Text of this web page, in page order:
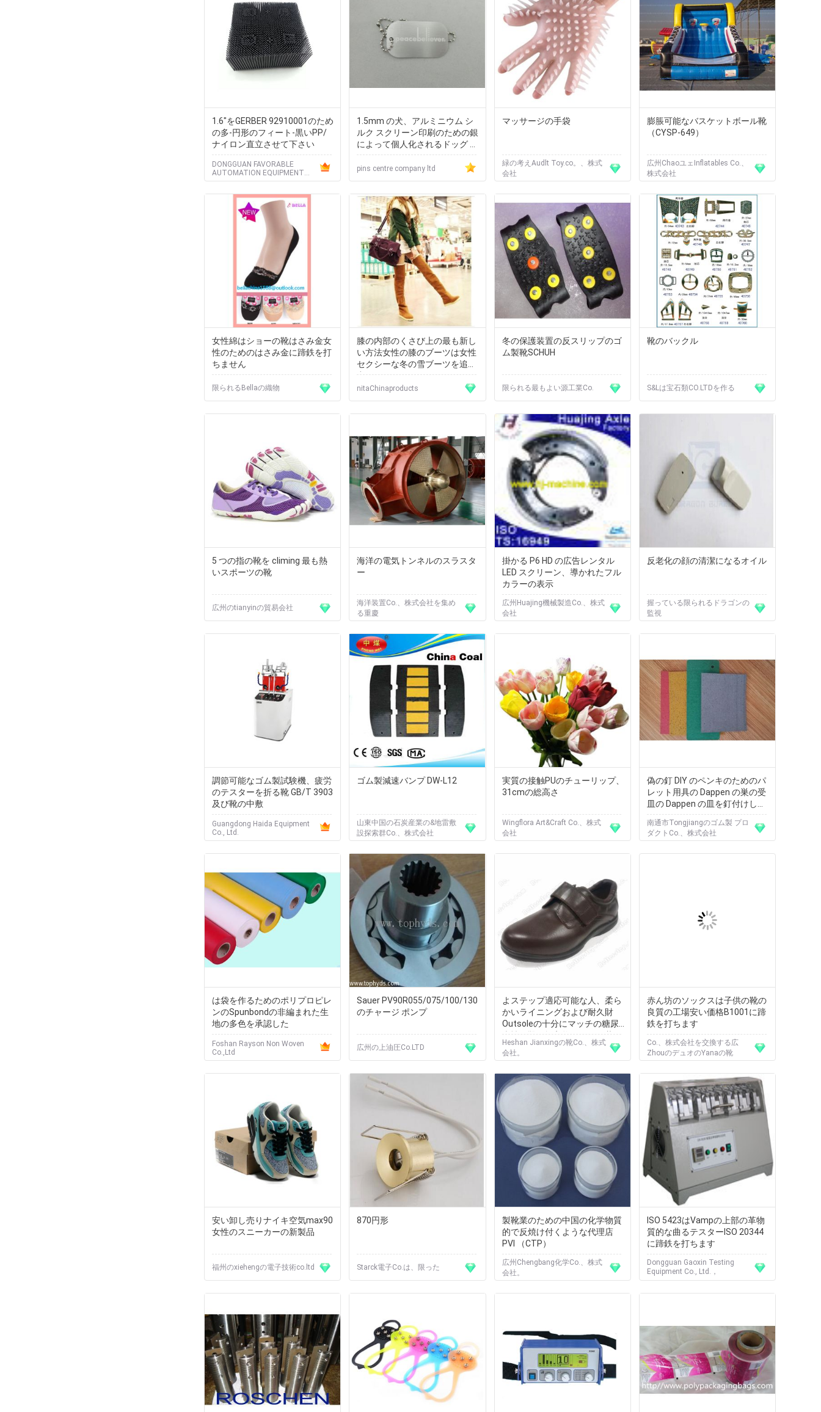
1.6"をGERBER 92910001のため
の多-円形のフィート-黒いPP/
ナイロン直立させて下さい
DONGGUAN FAVORABLE
AUTOMATION EQUIPMENT
CO.,LTD
1.5mm の犬、アルミニウム シ
ルク スクリーン印刷のための銀
によって個人化されるドッグ タ
ッグ
pins centre company ltd
マッサージの手袋
緑の考えAudlt Toy.co。、株式
会社
膨脹可能なバスケットボール靴
（CYSP-649）
広州ChaoユェInflatables Co.、
株式会社
女性綿はショーの靴はさみ金女
性のためのはさみ金に蹄鉄を打
ちません
限られるBellaの織物
膝の内部のくさび上の最も新し
い方法女性の膝のブーツは女性
セクシーな冬の雪ブーツを追い
出します
nitaChinaproducts
冬の保護装置の反スリップのゴ
ム製靴SCHUH
限られる最もよい源工業Co.
靴のバックル
S&Lは宝石類CO.LTDを作る
5 つの指の靴を climing 最も熱
いスポーツの靴
広州のtianyinの貿易会社
海洋の電気トンネルのスラスタ
ー
海洋装置Co.、株式会社を集め
る重慶
掛かる P6 HD の広告レンタル
LED スクリーン、導かれたフル
カラーの表示
広州Huajing機械製造Co.、株式
会社
反老化の顔の清潔になるオイル
握っている限られるドラゴンの
監視
調節可能なゴム製試験機、疲労
のテスターを折る靴 GB/T 3903
及び靴の中敷
Guangdong Haida Equipment
Co., Ltd.
ゴム製減速バンプ DW-L12
山東中国の石炭産業の&地雷敷
設探索群Co.、株式会社
実質の接触PUのチューリップ、
31cmの総高さ
Wingflora Art&Craft Co.、株式
会社
偽の釘 DIY のペンキのためのパ
レット用具の Dappen の巣の受
皿の Dappen の皿を釘付けして
下さい
南通市Tongjiangのゴム製 プロ
ダクトCo.、株式会社
は袋を作るためのポリプロピレ
ンのSpunbondの非編まれた生
地の多色を承認した
Foshan Rayson Non Woven
Co.,Ltd
Sauer PV90R055/075/100/130
のチャージ ポンプ
広州の上油圧Co.LTD
よステップ適応可能な人、柔ら
かいライニングおよび耐久財
Outsoleの十分にマッチの糖尿
病性の靴の挿入物のための革
Dibaeticの靴
Heshan Jianxingの靴Co.、株式
会社。
赤ん坊のソックスは子供の靴の
良質の工場安い価格B1001に蹄
鉄を打ちます
Co.、株式会社を交換する広
ZhouのデュオのYanaの靴
安い卸し売りナイキ空気max90
女性のスニーカーの新製品
福州のxiehengの電子技術co.ltd
870円形
Starck電子Co.は、限った
製靴業のための中国の化学物質
的で反焼け付くような代理店
PVI （CTP）
広州Chengbang化学Co.、株式
会社。
ISO 5423はVampの上部の革物
質的な曲るテスターISO 20344
に蹄鉄を打ちます
Dongguan Gaoxin Testing
Equipment Co., Ltd.，